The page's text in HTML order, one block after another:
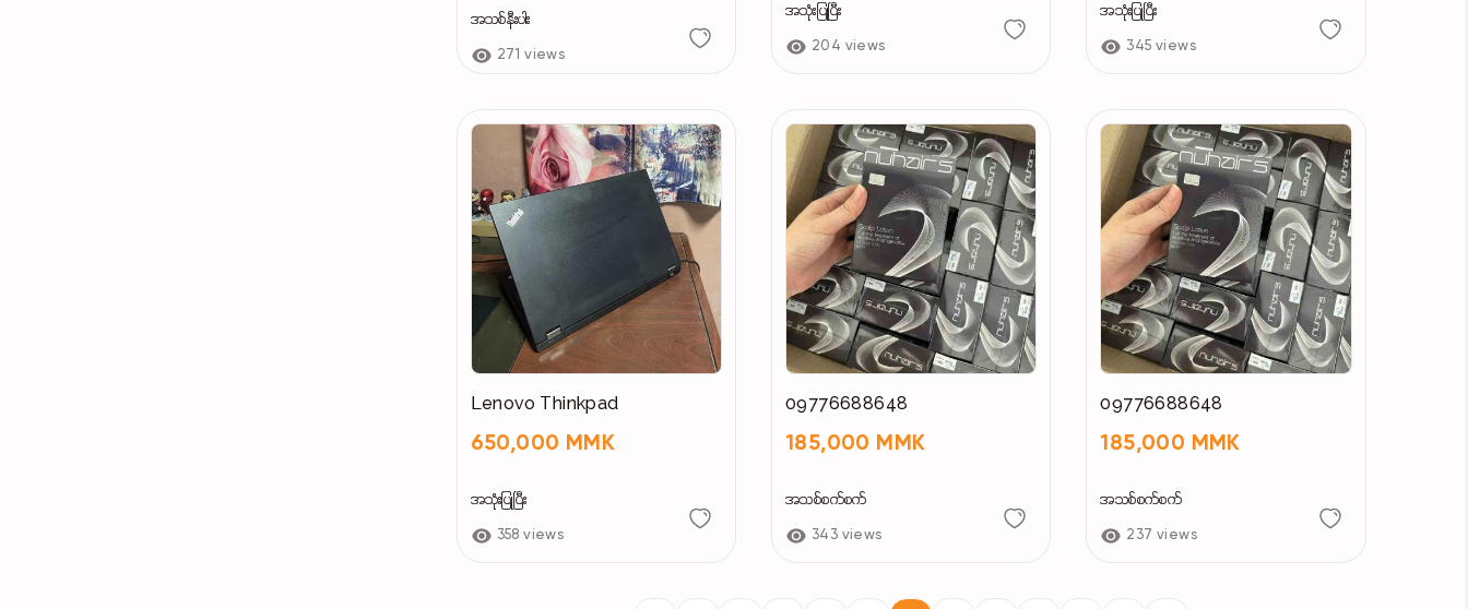
အသစ်နီးပါး
271 views
အသုံးပြုပြီး
204 views
အသုံးပြုပြီး
345 views
Lenovo Thinkpad
650,000 MMK
အသုံးပြုပြီး
358 views
09776688648
185,000 MMK
အသစ်စက်စက်
343 views
09776688648
185,000 MMK
အသစ်စက်စက်
237 views